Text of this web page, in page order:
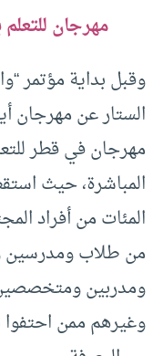
مهرجان للتعلم
وقبل بداية مؤتمر
الستار عن مهرجان
مهرجان في قطر
المئات من أفراد
من طلاب ومدرسين
ومدربين ومتخصصين
وغيرهم ممن احتفوا